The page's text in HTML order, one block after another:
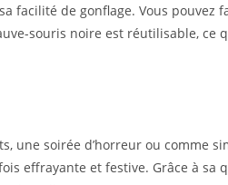
facilité de gonflage. Vous pouvez
souris noire est réutilisable,
une soirée d’horreur ou comme
effrayante et festive. Grâce à sa